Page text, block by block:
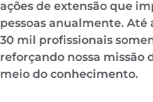
ações de extensão que
pessoas anualmente. Até
30 mil profissionais
reforçando nossa missão
meio do conhecimento.